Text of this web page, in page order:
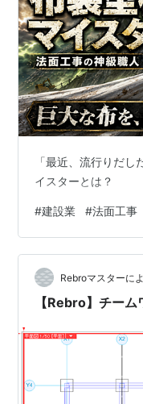
「最近、流行りだ
イスターとは？
#建設業 #法面工事
Rebroマスターに
【Rebro】チー